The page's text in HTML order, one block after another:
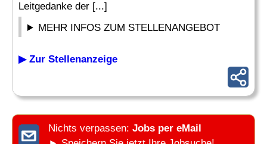
Leitgedanke der [...]
MEHR INFOS ZUM STELLENANGEBOT
▶ Zur Stellenanzeige
Nichts verpassen: Jobs per eMail